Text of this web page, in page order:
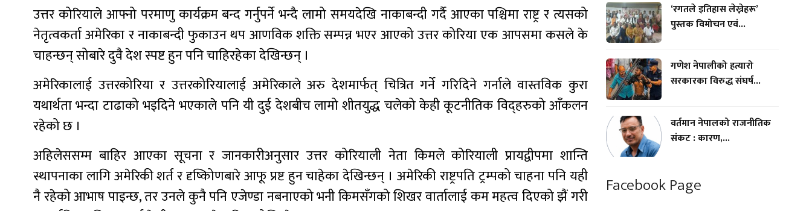
उत्तर कोरियाले आफ्नो परमाणु कार्यक्रम बन्द गर्नुपर्ने भन्दै लामो समयदेखि नाकाबन्दी गर्दै आएका पश्चिमा राष्ट्र र त्यसको
नेतृत्वकर्ता अमेरिका र नाकाबन्दी फुकाउन थप आणविक शक्ति सम्पन्न भएर आएको उत्तर कोरिया एक आपसमा कसले के
चाहन्छन् सोबारे दुवै देश स्पष्ट हुन पनि चाहिरहेका देखिन्छन् ।
अमेरिकालाई उत्तरकोरिया र उत्तरकोरियालाई अमेरिकाले अरु देशमार्फत् चित्रित गर्ने गरिदिने गर्नाले वास्तविक कुरा
यथार्थता भन्दा टाढाको भइदिने भएकाले पनि यी दुई देशबीच लामो शीतयुद्ध चलेको केही कूटनीतिक विद्हरुको आँकलन
रहेको छ ।
अहिलेससम्म बाहिर आएका सूचना र जानकारीअनुसार उत्तर कोरियाली नेता किमले कोरियाली प्रायद्वीपमा शान्ति
स्थापनाका लागि अमेरिकी शर्त र दृष्किोणबारे आफू प्रष्ट हुन चाहेका देखिन्छन् । अमेरिकी राष्ट्रपति ट्रम्पको चाहना पनि यही
नै रहेको आभाष पाइन्छ, तर उनले कुनै पनि एजेण्डा नबनाएको भनी किमसँगको शिखर वार्तालाई कम महत्व दिएको झैं गरी
‘रगतले इतिहास लेख्नेहरू’
पुस्तक विमोचन एवं...
गणेश नेपालीको हत्यारो
सरकारका विरुद्ध संघर्ष...
वर्तमान नेपालको राजनीतिक
संकट : कारण,...
Facebook Page